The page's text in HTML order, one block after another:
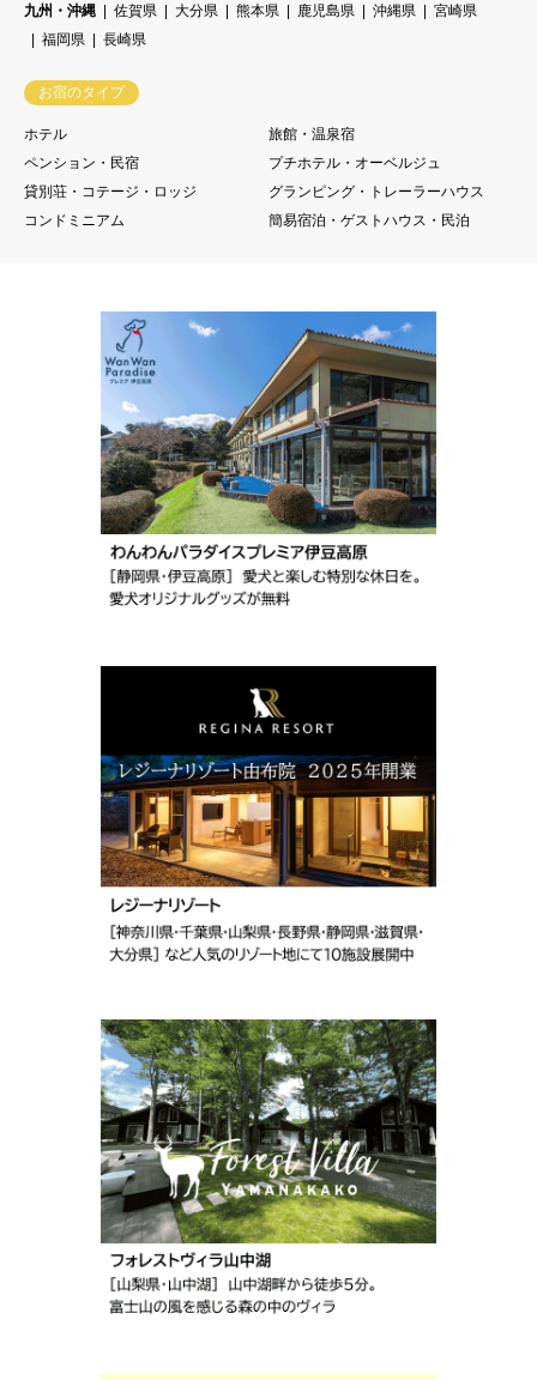
九州・沖縄 佐賀県 大分県 熊本県 鹿児島県 沖縄県
宮崎県
福岡県
長崎県
お宿のタイプ
ホテル
旅館・温泉宿
ペンション・民宿
プチホテル・オーベルジュ
貸別荘・コテージ・ロッジ
グランピング・トレーラーハウス
コンドミニアム
簡易宿泊・ゲストハウス・民泊